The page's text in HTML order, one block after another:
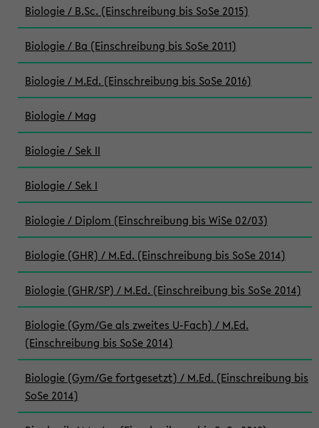
Biologie / B.Sc. (Einschreibung bis SoSe 2015)
Biologie / Ba (Einschreibung bis SoSe 2011)
Biologie / M.Ed. (Einschreibung bis SoSe 2016)
Biologie / Mag
Biologie / Sek II
Biologie / Sek I
Biologie / Diplom (Einschreibung bis WiSe 02/03)
Biologie (GHR) / M.Ed. (Einschreibung bis SoSe 2014)
Biologie (GHR/SP) / M.Ed. (Einschreibung bis SoSe 2014)
Biologie (Gym/Ge als zweites U-Fach) / M.Ed.
(Einschreibung bis SoSe 2014)
Biologie (Gym/Ge fortgesetzt) / M.Ed. (Einschreibung bis
SoSe 2014)